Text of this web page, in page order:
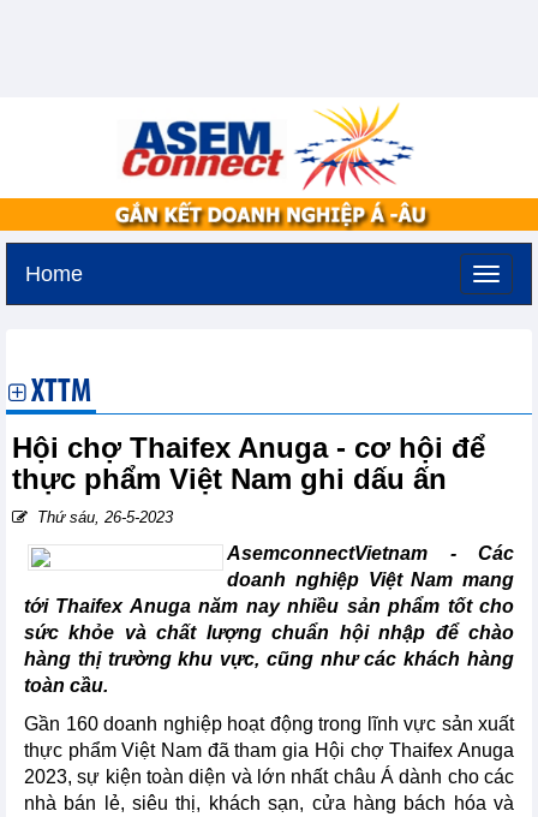
Home
XTTM
Hội chợ Thaifex Anuga - cơ hội để
thực phẩm Việt Nam ghi dấu ấn
Thứ sáu, 26-5-2023
AsemconnectVietnam - Các
doanh nghiệp Việt Nam mang
tới Thaifex Anuga năm nay nhiều sản phẩm tốt cho
sức khỏe và chất lượng chuẩn hội nhập để chào
hàng thị trường khu vực, cũng như các khách hàng
toàn cầu.
Gần 160 doanh nghiệp hoạt động trong lĩnh vực sản xuất
thực phẩm Việt Nam đã tham gia Hội chợ Thaifex Anuga
2023, sự kiện toàn diện và lớn nhất châu Á dành cho các
nhà bán lẻ, siêu thị, khách sạn, cửa hàng bách hóa và